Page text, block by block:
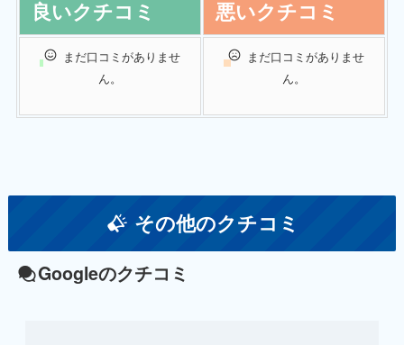
良いクチコミ 悪いクチコミ
まだ口コミがありませ
ん。
まだ口コミがありませ
ん。
その他のクチコミ
Googleのクチコミ